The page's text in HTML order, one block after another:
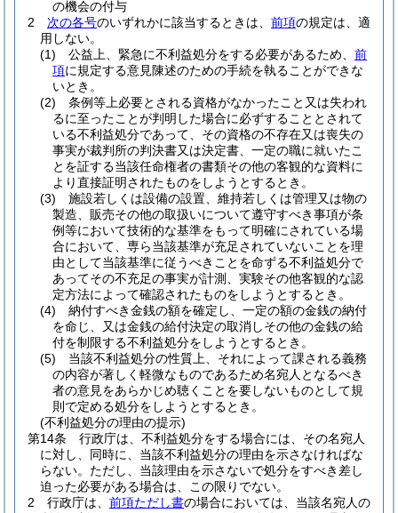
の機会の付与
2
次の各号のいずれかに該当するときは、 前項の規定は、適
用しない。
(1)
公益上、緊急に不利益処分をする必要があるため、 前
項に規定する意見陳述のための手続を執ることができな
いとき。
(2)
条例等上必要とされる資格がなかったこと又は失われ
るに至ったことが判明した場合に必ずすることとされて
いる不利益処分であって、その資格の不存在又は喪失の
事実が裁判所の判決書又は決定書、一定の職に就いたこ
とを証する当該任命権者の書類その他の客観的な資料に
より直接証明されたものをしようとするとき。
(3)
施設若しくは設備の設置、維持若しくは管理又は物の
製造、販売その他の取扱いについて遵守すべき事項が条
例等において技術的な基準をもって明確にされている場
合において、専ら当該基準が充足されていないことを理
由として当該基準に従うべきことを命ずる不利益処分で
あってその不充足の事実が計測、実験その他客観的な認
定方法によって確認されたものをしようとするとき。
(4)
納付すべき金銭の額を確定し、一定の額の金銭の納付
を命じ、又は金銭の給付決定の取消しその他の金銭の給
付を制限する不利益処分をしようとするとき。
(5)
当該不利益処分の性質上、それによって課される義務
の内容が著しく軽微なものであるため名宛人となるべき
者の意見をあらかじめ聴くことを要しないものとして規
則で定める処分をしようとするとき。
(不利益処分の理由の提示)
第14条
行政庁は、不利益処分をする場合には、その名宛人
に対し、同時に、当該不利益処分の理由を示さなければな
らない。 ただし、当該理由を示さないで処分をすべき差し
迫った必要がある場合は、この限りでない。
2
行政庁は、 前項ただし書の場合においては、当該名宛人の